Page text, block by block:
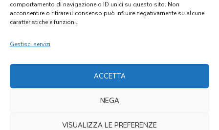
comportamento di navigazione o ID unici su questo sito. Non
acconsentire o ritirare il consenso può influire negativamente su alcune
caratteristiche e funzioni.
Gestisci servizi
ACCETTA
NEGA
VISUALIZZA LE PREFERENZE
GARE D'APPALTO
Porto San Giorgio,Via delle Regioni, 6
cvmap@cvm.an.it